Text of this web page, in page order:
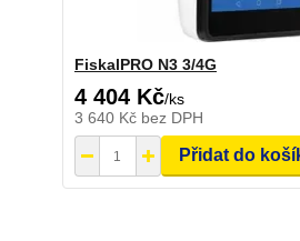
FiskalPRO N3 3/4G
4 404 Kč/ks
3 640 Kč bez DPH
Přidat do